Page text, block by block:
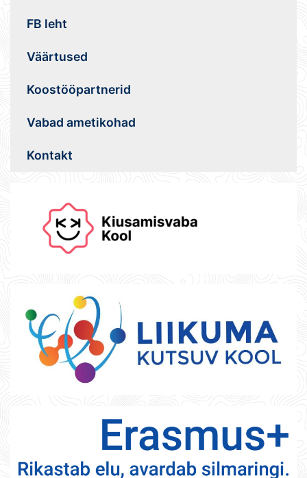
FB leht
Väärtused
Koostööpartnerid
Vabad ametikohad
Kontakt